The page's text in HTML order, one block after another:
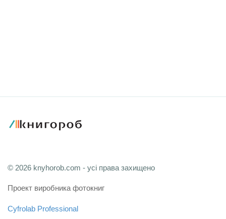
© 2026 knyhorob.com - усі права захищено
Проект виробника фотокниг
Cyfrolab Professional